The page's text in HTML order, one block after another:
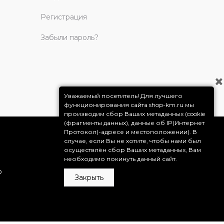
Регистрация
Забыли пароль?
Уважаемый посетитель! Для лучшего
функционирования сайта shop-km.ru мы
производим сбор Ваших метаданных (cookie
(фрагменты данных), данные об IP(Интернет
Протокол)-адресе и местоположении). В
случае, если Вы не хотите, чтобы нами был
осуществлён сбор Ваших метаданных, Вам
необходимо покинуть данный сайт.
Закрыть